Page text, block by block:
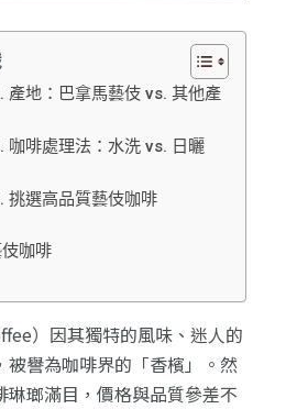
產地：巴拿馬藝伎 vs. 其他產
咖啡處理法：水洗 vs. 日曬
挑選高品質藝伎咖啡
咖啡
）因其獨特的風味、迷人的
被譽為咖啡界的「香檳」。然
瑯滿目，價格與品質參差不